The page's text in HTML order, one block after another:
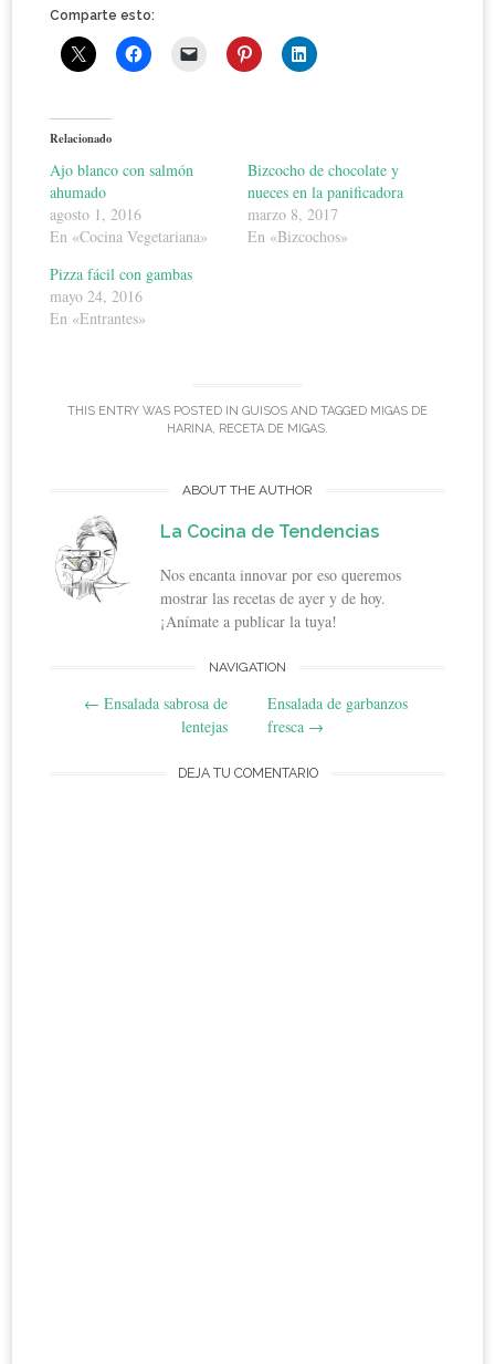
Comparte esto:
Relacionado
Ajo blanco con salmón
ahumado
agosto 1, 2016
En «Cocina Vegetariana»
Bizcocho de chocolate y
nueces en la panificadora
marzo 8, 2017
En «Bizcochos»
Pizza fácil con gambas
mayo 24, 2016
En «Entrantes»
THIS ENTRY WAS POSTED IN GUISOS AND TAGGED MIGAS DE
HARINA RECETA DE MIGAS
ABOUT THE AUTHOR
La Cocina de Tendencias
Nos encanta innovar por eso queremos
mostrar las recetas de ayer y de hoy.
¡Anímate a publicar la tuya!
navigation
NAVIGATION
← Ensalada sabrosa de
lentejas
Ensalada de garbanzos
fresca →
DEJA TU COMENTARIO